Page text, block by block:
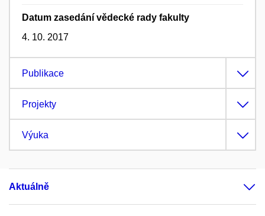
Datum zasedání vědecké rady fakulty
4. 10. 2017
Publikace
Projekty
Výuka
Aktuálně